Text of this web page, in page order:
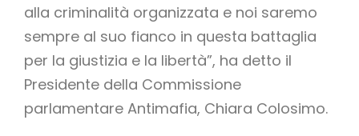
alla criminalità organizzata e noi saremo
sempre al suo fianco in questa battaglia
per la giustizia e la libertà”, ha detto il
Presidente della Commissione
parlamentare Antimafia, Chiara Colosimo.